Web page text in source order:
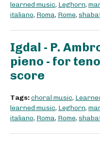
learned music, Leghorn,
italiano, Roma, Rome,
Igdal - P.
pieno - for
score
Tags:choral music,
learned music, Leghorn,
italiano, Roma, Rome,